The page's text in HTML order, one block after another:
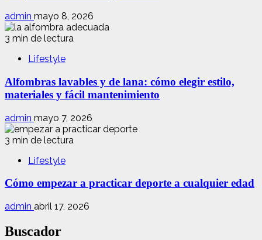
admin mayo 8, 2026
3 min de lectura
Lifestyle
Alfombras lavables y de lana: cómo elegir estilo,
materiales y fácil mantenimiento
admin mayo 7, 2026
3 min de lectura
Lifestyle
Cómo empezar a practicar deporte a cualquier edad
admin abril 17, 2026
Buscador